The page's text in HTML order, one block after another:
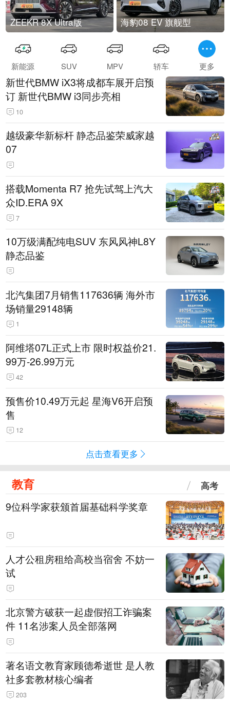
ZEEKR 8X Ultra版 海豹08 EV 旗舰型
新能源 SUV MPV 轿车 更多
新世代BMW iX3将成都车展开启预
订 新世代BMW i3同步亮相
10
越级豪华新标杆 静态品鉴荣威家越
07
搭载Momenta R7 抢先试驾上汽大
众ID.ERA 9X
7
10万级满配纯电SUV 东风风神L8Y
静态品鉴
北汽集团7月销售117636辆 海外市
场销量29148辆
1
阿维塔07L正式上市 限时权益价21.
99万-26.99万元
42
预售价10.49万元起 星海V6开启预
售
12
点击查看更多
教育 高考
9位科学家获颁首届基础科学奖章
人才公租房租给高校当宿舍 不妨一
试
北京警方破获一起虚假招工诈骗案
件 11名涉案人员全部落网
著名语文教育家顾德希逝世 是人教
社多套教材核心编者
203